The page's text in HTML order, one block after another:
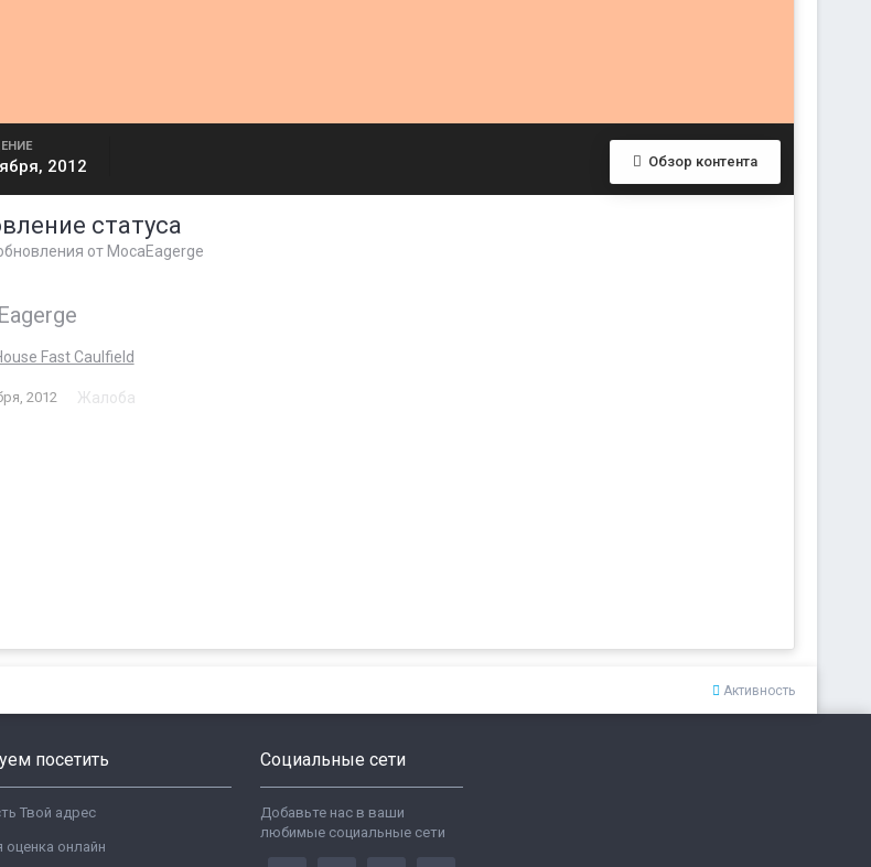
Обзор контента
2012
статуса
от MocaEagerge
Fast Caulfield
2012 Жалоба
Активность
посетить
Твой адрес
оценка онлайн
Социальные сети
Добавьте нас в ваши
любимые социальные сети